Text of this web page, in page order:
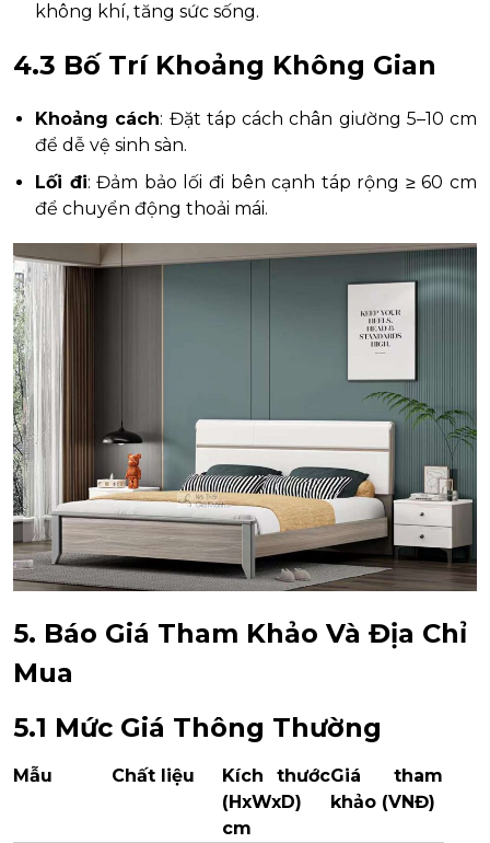
không khí, tăng sức sống.
4.3 Bố Trí Khoảng Không Gian
Khoảng cách: Đặt táp cách chân giường 5–10 cm
để dễ vệ sinh sàn.
Lối đi: Đảm bảo lối đi bên cạnh táp rộng ≥ 60 cm
để chuyển động thoải mái.
5. Báo Giá Tham Khảo Và Địa Chỉ
Mua
5.1 Mức Giá Thông Thường
Mẫu Chất liệu
Kích thước
(HxWxD)
cm
Giá tham
khảo (VNĐ)